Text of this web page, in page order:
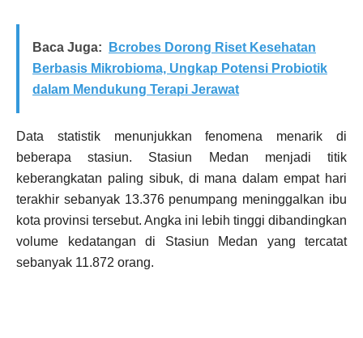
Baca Juga:
Bcrobes Dorong Riset Kesehatan
Berbasis Mikrobioma, Ungkap Potensi Probiotik
dalam Mendukung Terapi Jerawat
Data statistik menunjukkan fenomena menarik di
beberapa stasiun. Stasiun Medan menjadi titik
keberangkatan paling sibuk, di mana dalam empat hari
terakhir sebanyak 13.376 penumpang meninggalkan ibu
kota provinsi tersebut. Angka ini lebih tinggi dibandingkan
volume kedatangan di Stasiun Medan yang tercatat
sebanyak 11.872 orang.